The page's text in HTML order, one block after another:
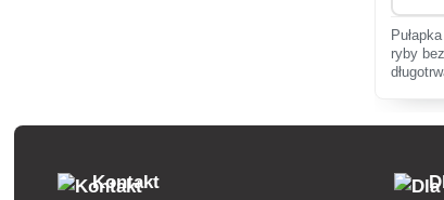
ryby
Kontakt